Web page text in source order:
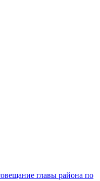
главы района по